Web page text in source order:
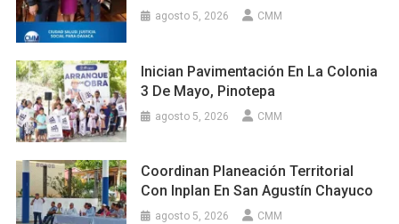
agosto 5, 2026 CMM
Inician Pavimentación En La Colonia
3 De Mayo, Pinotepa
agosto 5, 2026 CMM
Coordinan Planeación Territorial
Con Inplan En San Agustín Chayuco
agosto 5, 2026 CMM